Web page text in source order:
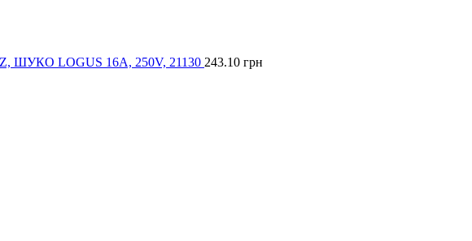
ШУКО LOGUS 16А, 250V, 21130 243.10 грн